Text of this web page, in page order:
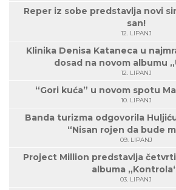
Reper iz sobe predstavlja novi
san!
12. LIPANJ
Klinika Denisa Kataneca u
dosad na novom albumu
12. LIPANJ
“Gori kuća” u novom spotu
10. LIPANJ
Banda turizma odgovorila
“Nisan rojen da bude
09. LIPANJ
Project Million predstavlja
albuma
03. LIPANJ